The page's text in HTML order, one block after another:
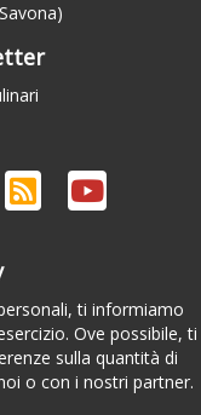
ti informiamo
Ove possibile, ti
sulla quantità di
o con i nostri partner.